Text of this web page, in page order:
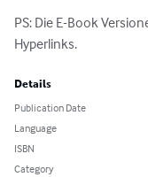
PS: Die E-Book
Hyperlinks.
Details
Publication Date
Language
ISBN
Category